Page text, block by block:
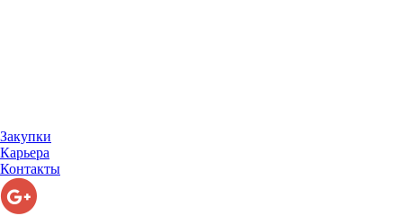
Закупки
Карьера
Контакты